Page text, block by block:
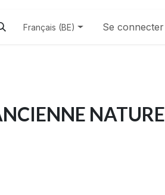
Français (BE) Se connecter
NATURE